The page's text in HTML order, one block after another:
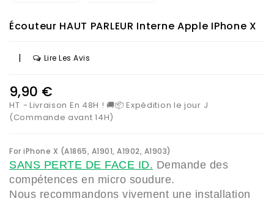
Écouteur HAUT PARLEUR Interne Apple IPhone X
| Lire Les Avis
9,90 €
HT
Livraison En 48H ! 🚚📦 Expédition le jour J
(Commande avant 14H)
For iPhone X (A1865, A1901, A1902, A1903)
SANS PERTE DE FACE ID. Demande des
compétences en micro soudure.
Nous recommandons vivement une installation